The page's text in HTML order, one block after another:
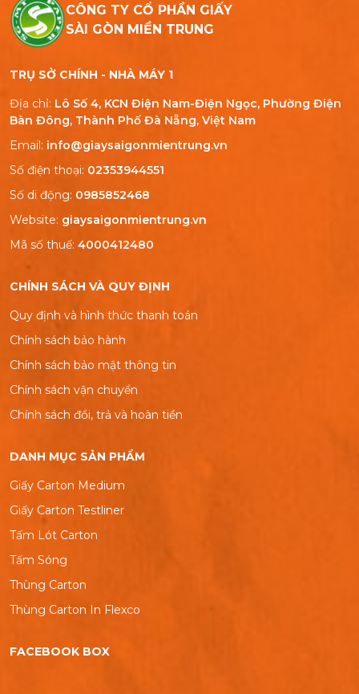
CÔNG TY CỔ PHẦN GIẤY
SÀI GÒN MIỀN TRUNG
TRỤ SỞ CHÍNH - NHÀ MÁY 1
Địa chỉ: Lô Số 4, KCN Điện Nam-Điện Ngọc, Phường Điện
Bàn Đông, Thành Phố Đà Nẵng, Việt Nam
Email: info@giaysaigonmientrung.vn
Số điện thoại: 02353944551
Số di động: 0985852468
Website: giaysaigonmientrung.vn
Mã số thuế: 4000412480
CHÍNH SÁCH VÀ QUY ĐỊNH
Quy định và hình thức thanh toán
Chính sách bảo hành
Chính sách bảo mật thông tin
Chính sách vận chuyển
Chính sách đổi, trả và hoàn tiền
DANH MỤC SẢN PHẨM
Giấy Carton Medium
Giấy Carton Testliner
Tấm Lót Carton
Tấm Sóng
Thùng Carton
Thùng Carton In Flexco
FACEBOOK BOX